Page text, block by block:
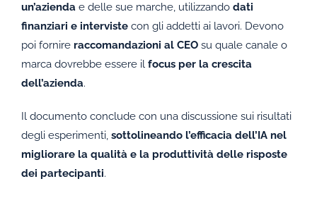
un’aziendae delle sue marche, utilizzando dati
finanziari e intervistecon gli addetti ai lavori. Devono
poi fornire raccomandazioni al CEOsu quale canale o
marca dovrebbe essere il focus per la crescita
dell’azienda.
Il documento conclude con una discussione sui risultati
degli esperimenti, sottolineando l’efficacia dell’IA nel
migliorare la qualità e la produttività delle risposte
dei partecipanti.